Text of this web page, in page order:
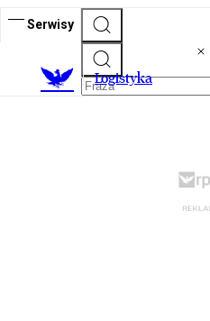
Serwisy
Logistyka